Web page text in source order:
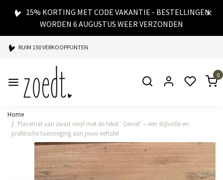
15% KORTING MET CODE VAKANTIE - BESTELLINGEN
WORDEN 6 AUGUSTUS WEER VERZONDEN
RUIM 150 VERKOOPPUNTEN
SPAARPUNTEN BIJ ELKE AANKOOP
SNELLE LEVERING
0
Home
Placemat van zwart vinyl met de tekst ‘ Geniet’ – een stijlvolle en
praktische toevoeging aan jouw eettafel